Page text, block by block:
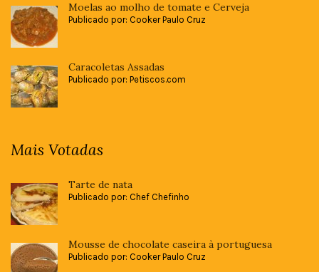
Moelas ao molho de tomate e Cerveja
Publicado por: Cooker Paulo Cruz
Caracoletas Assadas
Publicado por: Petiscos.com
Mais Votadas
Tarte de nata
Publicado por: Chef Chefinho
Mousse de chocolate caseira à portuguesa
Publicado por: Cooker Paulo Cruz